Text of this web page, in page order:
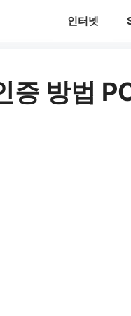
인터넷
증 방법